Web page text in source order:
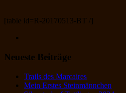
[table id=R-20170513-BT /]
Neueste Beiträge
Trails des Marcaires
Mein Erstes Steinmännchen